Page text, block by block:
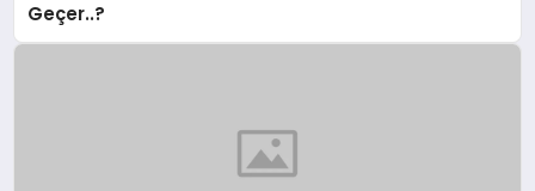
Geçer..?